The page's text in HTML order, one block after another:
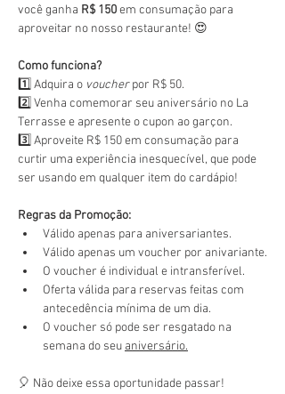
você ganha R$ 150 em consumação para
aproveitar no nosso restaurante! 😍
Como funciona?
1️⃣ Adquira o voucher por R$ 50.
2️⃣ Venha comemorar seu aniversário no La
Terrasse e apresente o cupon ao garçon.
3️⃣ Aproveite R$ 150 em consumação para
curtir uma experiência inesquecível, que pode
ser usando em qualquer item do cardápio!
Regras da Promoção:
Válido apenas para aniversariantes.
Válido apenas um voucher por anivariante.
O voucher é individual e intransferível.
Oferta válida para reservas feitas com
antecedência mínima de um dia.
O voucher só pode ser resgatado na
semana do seu aniversário.
🎈 Não deixe essa oportunidade passar!